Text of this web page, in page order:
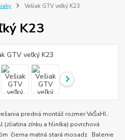
Vešiak GTV veľký K23
K23
predná montáž rozmer VxŠxHl.:
(zliatina zínku a hliníka) povrchová
čierna matná stará mosadz Balenie